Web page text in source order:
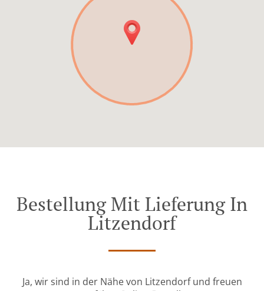
Bestellung Mit Lieferung In
Litzendorf
Ja, wir sind in der Nähe von Litzendorf und freuen